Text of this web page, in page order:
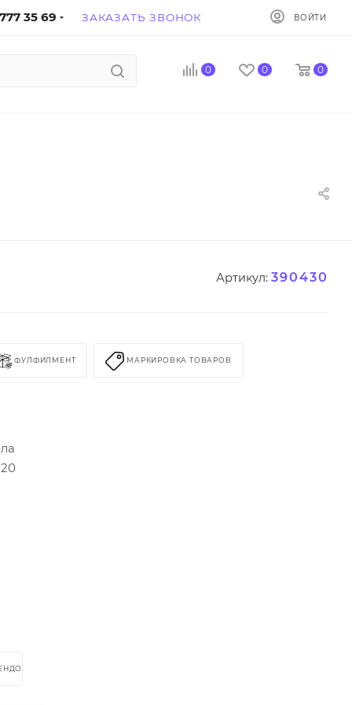
35 69 ЗАКАЗАТЬ ЗВОНОК ВОЙТИ
0 0 0
Артикул: 390430
ФУЛФИЛМЕНТ МАРКИРОВКА ТОВАРОВ